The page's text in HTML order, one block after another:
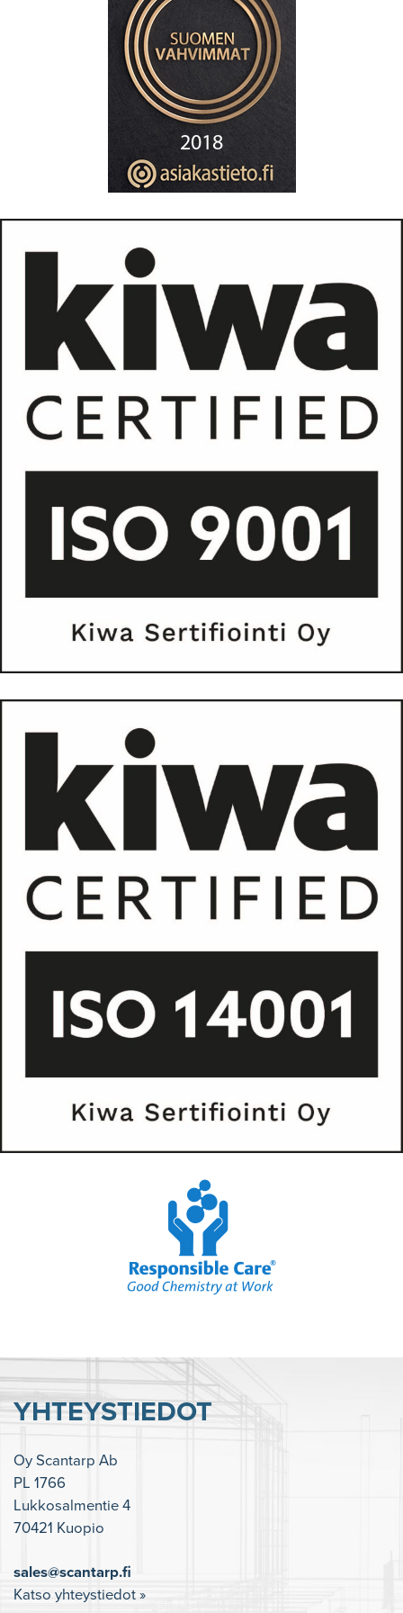
YHTEYSTIEDOT
Oy Scantarp Ab
PL 1766
Lukkosalmentie 4
70421 Kuopio
sales@scantarp.fi
Katso yhteystiedot »